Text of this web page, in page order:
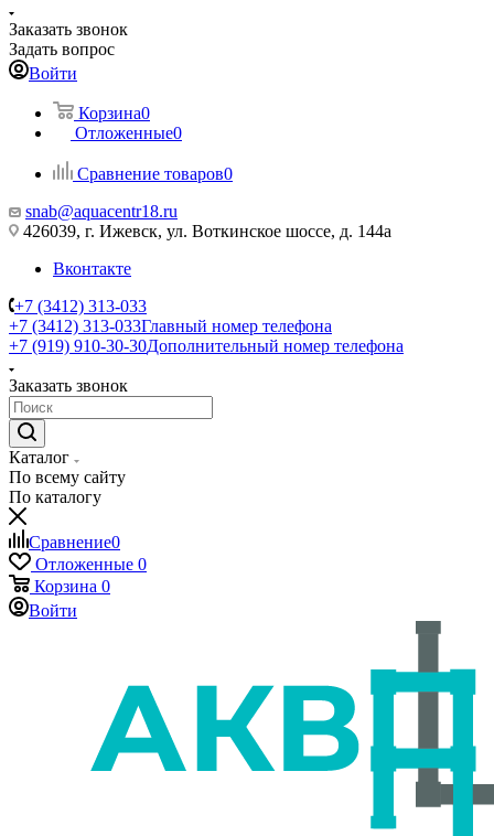
Заказать звонок
Задать вопрос
Войти
Корзина0
Отложенные0
Сравнение товаров0
snab@aquacentr18.ru
426039, г. Ижевск, ул. Воткинское шоссе, д. 144а
Вконтакте
+7 (3412) 313-033
+7 (3412) 313-033Главный номер телефона
+7 (919) 910-30-30Дополнительный номер телефона
Заказать звонок
Каталог
По всему сайту
По каталогу
Сравнение0
Отложенные 0
Корзина 0
Войти